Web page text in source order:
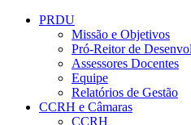
Conteúdo principal
PRDU
Missão e Objetivos
Pró-Reitor de
Assessores Docentes
Equipe
Relatórios de Gestão
CCRH e Câmaras
CCRH